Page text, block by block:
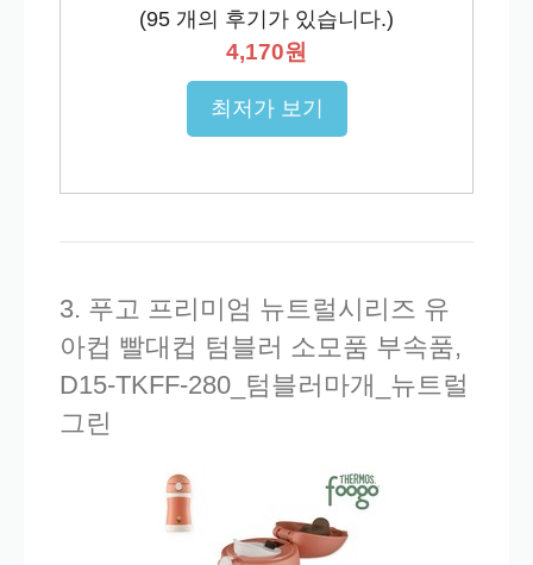
(95 개의 후기가 있습니다.)
4,170원
최저가 보기
3. 푸고 프리미엄 뉴트럴시리즈 유
아컵 빨대컵 텀블러 소모품 부속품,
D15-TKFF-280_텀블러마개_뉴트럴
그린